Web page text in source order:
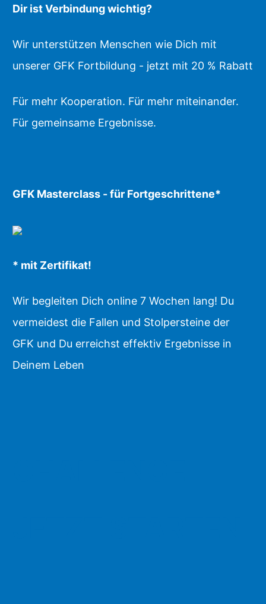
Dir ist Verbindung wichtig?
Wir unterstützen Menschen wie Dich mit
unserer GFK Fortbildung - jetzt mit 20 % Rabatt
Für mehr Kooperation. Für mehr miteinander.
Für gemeinsame Ergebnisse.
GFK Masterclass - für Fortgeschrittene*
* mit Zertifikat!
Wir begleiten Dich online 7 Wochen lang! Du
vermeidest die Fallen und Stolpersteine der
GFK und Du erreichst effektiv Ergebnisse in
Deinem Leben